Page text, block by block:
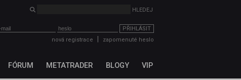
HLEDEJ
PŘIHLÁSIT
nová registrace
zapomenuté heslo
FÓRUM METATRADER BLOGY VIP